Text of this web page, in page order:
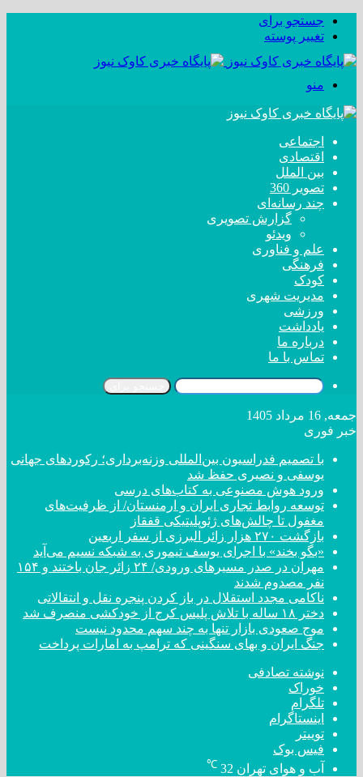
جستجو برای
تغییر پوسته
منو
اجتماعی
اقتصادی
بین الملل
تصویر 360
چند رسانه‌ای
گزارش تصویری
ویدئو
علم و فناوری
فرهنگی
کودک
مدیریت شهری
ورزشی
یادداشت
درباره ما
تماس با ما
جمعه, 16 مرداد 1405
خبر فوری
با تصمیم فدراسیون بین‌المللی وزنه‌برداری؛ رکورد‌های جهانی
یوسفی و نصیری حفظ شد
ورود هوش مصنوعی به کتاب‌های درسی
توسعه روابط تجاری ایران و ارمنستان/ از ظرفیت‌های
مغفول تا چالش‌های ژئوپلیتیکی قفقاز
بازگشت ۲۷۰ هزار زائر البرزی از سفر اربعین
«بگو بخند» با اجرای یوسف تیموری به شبکه نسیم می‌آید
مهران در صدر مسیر‌های ورودی/ ۲۴ زائر جان باختند و ۱۵۴
نفر مصدوم شدند
ناکامی مجدد استقلال در باز کردن پنجره نقل و انتقالاتی
دختر ‌۱۸‌ ‌ساله‌ با تلاش پلیس کرج از خودکشی منصرف شد
موج صعودی بازار تنها به چند سهم محدود نیست
جنگ ایران و بهای سنگینی که ترامپ به امارات پرداخت
نوشته تصادفی
خوراک
تلگرام
اینستاگرام
توییتر
فیس بوک
آب و هوای تهران 32
℃